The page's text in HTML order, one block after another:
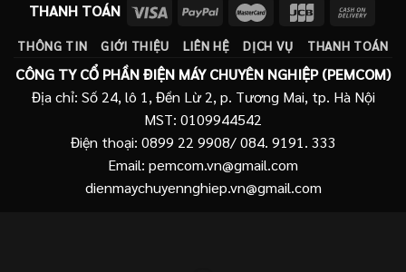
1.045.000 ₫.
THANH TOÁN
THÔNG TIN GIỚI THIỆU LIÊN HỆ DỊCH VỤ THANH TOÁN
CÔNG TY CỔ PHẦN ĐIỆN MÁY CHUYÊN NGHIỆP (PEMCOM)
Địa chỉ: Số 24, lô 1, Đền Lừ 2, p. Tương Mai, tp. Hà Nội
MST: 0109944542
Điện thoại: 0899 22 9908/ 084. 9191. 333
Email: pemcom.vn@gmail.com
dienmaychuyennghiep.vn@gmail.com